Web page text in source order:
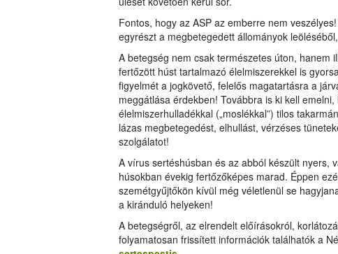
Fontos, hogy az ASP az emberre nem
egyrészt a megbetegedett állományok
A betegség nem csak természetes úton, hanem
fertőzött húst tartalmazó élelmiszerekkel is
figyelmét a jogkövető, felelős magatartásra a
meggátlása érdekben! Továbbra is ki kell
élelmiszerhulladékkal („moslékkal”) tilos
lázas megbetegedést, elhullást, vérzéses
szolgálatot!
A vírus sertéshúsban és az abból készült nyers,
húsokban évekig fertőzőképes marad. Éppen
szemétgyűjtőkön kívül még véletlenül se
a kiránduló helyeken!
A betegségről, az elrendelt előírásokról,
folyamatosan frissített információk találhatók a